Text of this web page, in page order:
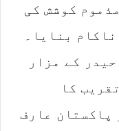
کوشش کی
بنایا۔
کے مزار
کا
پاکستان عارف